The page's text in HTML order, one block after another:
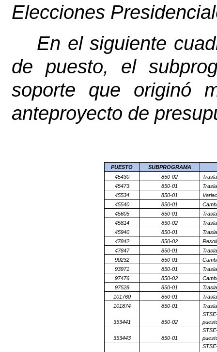
Elecciones
En el siguiente
de puesto, el
soporte que originó
anteproyecto de
PUESTO
SUBPROGRAMA
45430
850-02
45473
850-01
45534
850-01
45540
850-01
45605
850-01
45814
850-02
45940
850-01
47842
850-02
47847
850-01
90232
850-01
93971
850-01
97476
850-02
97528
850-01
101760
850-01
101874
850-01
353441 850-02
353443 850-01